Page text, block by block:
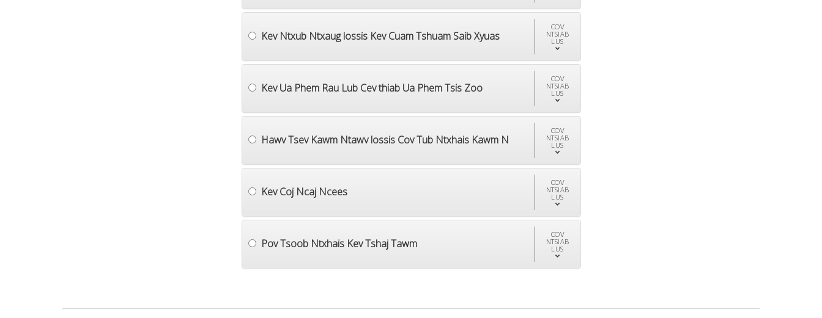
Kev Ntxub Ntxaug lossis Kev Cuam Tshuam Saib Xyuas
COV
NTSIAB
LUS
Kev Ua Phem Rau Lub Cev thiab Ua Phem Tsis Zoo
COV
NTSIAB
LUS
Hawv Tsev Kawm Ntawv lossis Cov Tub Ntxhais Kawm N
COV
NTSIAB
LUS
Kev Coj Ncaj Ncees
COV
NTSIAB
LUS
Pov Tsoob Ntxhais Kev Tshaj Tawm
COV
NTSIAB
LUS